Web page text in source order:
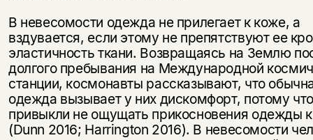
В невесомости одежда не прилегает к коже, а
вздувается, если этому не препятствуют ее
эластичность ткани. Возвращаясь на Землю
долгого пребывания на Международной
станции, космонавты рассказывают, что
одежда вызывает у них дискомфорт, потому
привыкли не ощущать прикосновения одежды
(Dunn 2016; Harrington 2016). В невесомости